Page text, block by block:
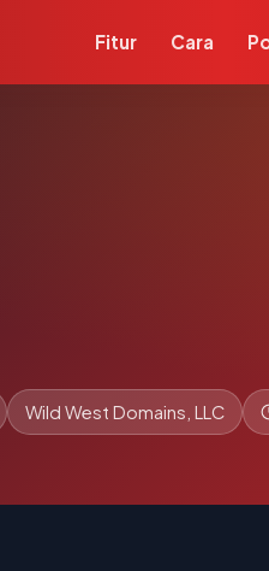
Fitur Cara
Wild West Domains, LLC